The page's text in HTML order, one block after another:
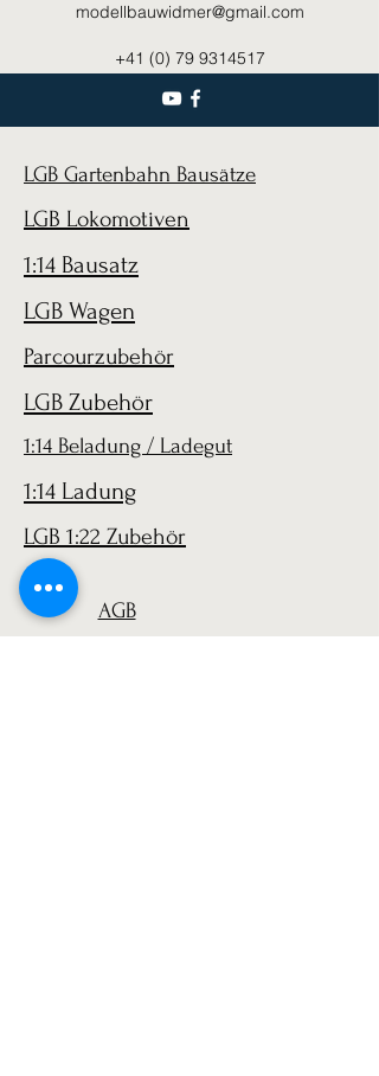
modellbauwidmer@gmail.com
+41 (0) 79 9314517
LGB Gartenbahn Bausätze
LGB Lokomotiven
1:14 Bausatz
LGB Wagen
Parcourzubehör
LGB Zubehör
1:14 Beladung / Ladegut
1:14 Ladung
LGB 1:22 Zubehör
AGB